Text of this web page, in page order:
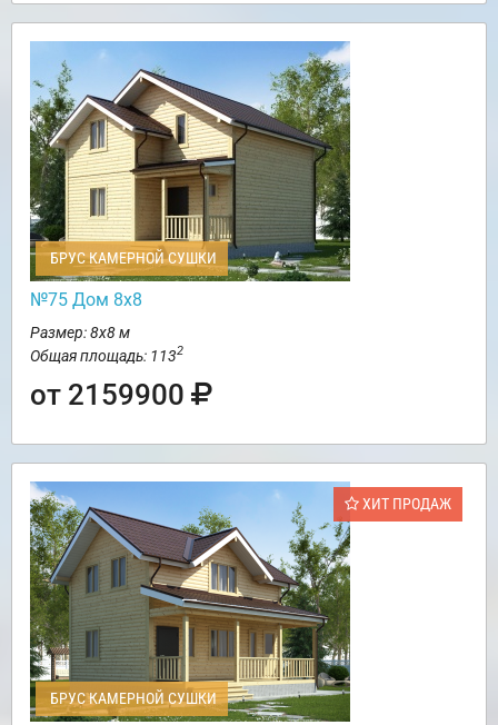
БРУС КАМЕРНОЙ СУШКИ
№75 Дом 8х8
Размер: 8х8 м
Общая площадь: 1132
от 2159900
ХИТ ПРОДАЖ
БРУС КАМЕРНОЙ СУШКИ